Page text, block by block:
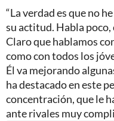
“La verdad es que no
su actitud. Habla
Claro que hablamos
como con todos los
Él va mejorando
ha destacado en este
concentración, que le
ante rivales muy